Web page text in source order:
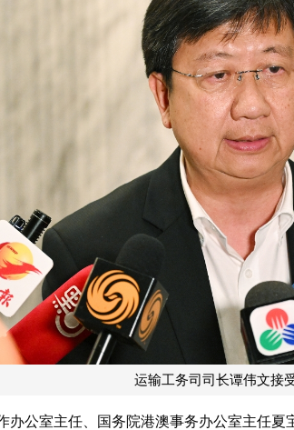
运输工务司司长谭伟文接
办公室主任、国务院港澳事务办公室主任